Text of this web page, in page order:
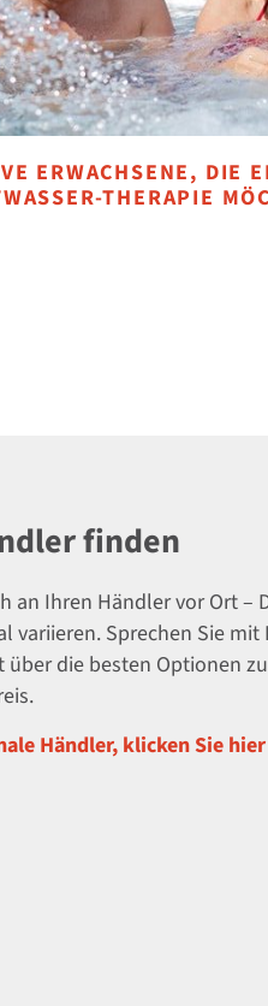
ERWACHSENE, DIE
THERAPIE
finden
an Ihren Händler vor Ort –
variieren. Sprechen Sie mit
über die besten Optionen
Händler, klicken Sie hier